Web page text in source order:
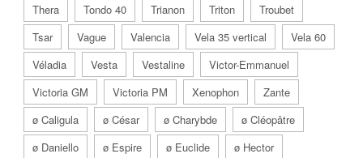
Thera
Tondo 40 Trianon Triton
Troubet
Tsar
Vague Valencia Vela 35 vertical
Vela 60
Véladia
Vesta Vestaline
Victor-Emmanuel
Victoria GM
Victoria PM Xenophon
Zante
ø Caligula
ø César ø Charybde
ø Cléopâtre
ø Daniello
ø Espire ø Euclide
ø Hector